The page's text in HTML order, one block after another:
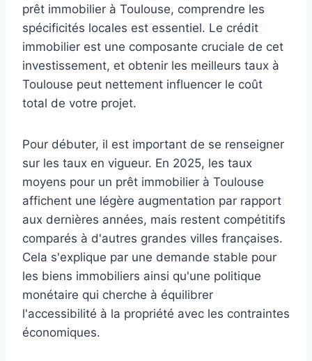
prêt immobilier à Toulouse, comprendre les
spécificités locales est essentiel. Le crédit
immobilier est une composante cruciale de cet
investissement, et obtenir les meilleurs taux à
Toulouse peut nettement influencer le coût
total de votre projet.
Pour débuter, il est important de se renseigner
sur les taux en vigueur. En 2025, les taux
moyens pour un prêt immobilier à Toulouse
affichent une légère augmentation par rapport
aux dernières années, mais restent compétitifs
comparés à d'autres grandes villes françaises.
Cela s'explique par une demande stable pour
les biens immobiliers ainsi qu'une politique
monétaire qui cherche à équilibrer
l'accessibilité à la propriété avec les contraintes
économiques.